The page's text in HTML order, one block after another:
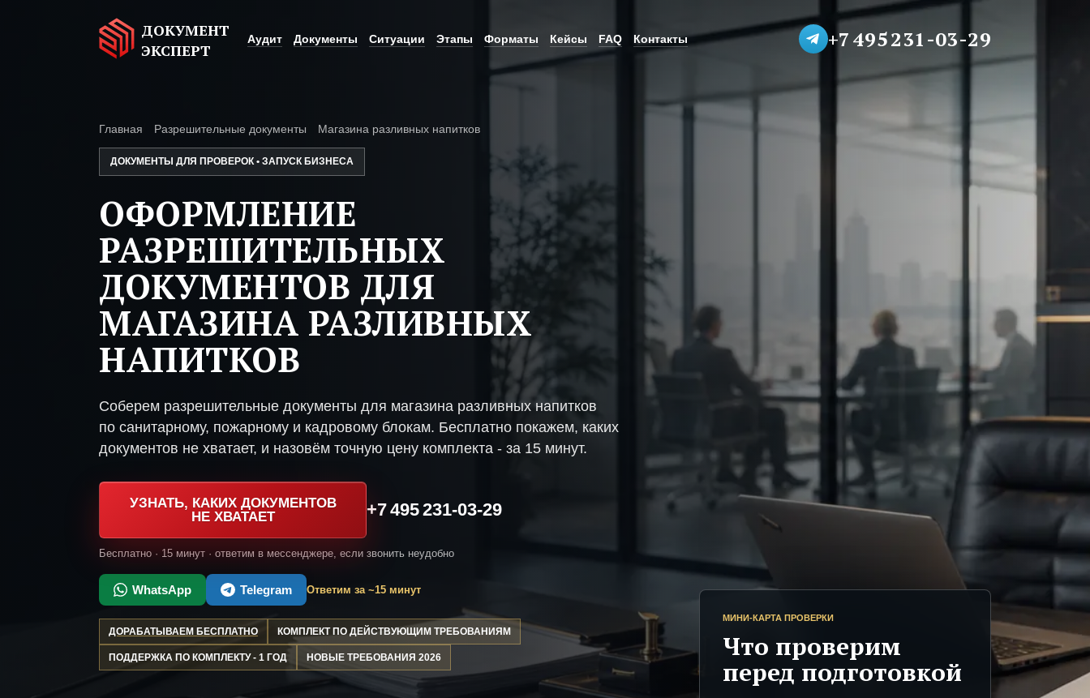
ДОКУМЕНТ
ЭКСПЕРТ
Аудит Документы Ситуации Этапы Форматы Кейсы FAQ Контакты +7 495 231-03-29
Главная Разрешительные документы Магазина разливных напитков
ДОКУМЕНТЫ ДЛЯ ПРОВЕРОК • ЗАПУСК БИЗНЕСА
ОФОРМЛЕНИЕ
РАЗРЕШИТЕЛЬНЫХ
ДОКУМЕНТОВ ДЛЯ
МАГАЗИНА РАЗЛИВНЫХ
НАПИТКОВ
Соберем разрешительные документы для магазина разливных напитков
по санитарному, пожарному и кадровому блокам. Бесплатно покажем, каких
документов не хватает, и назовём точную цену комплекта - за 15 минут.
УЗНАТЬ, КАКИХ ДОКУМЕНТОВ
НЕ ХВАТАЕТ
+7 495 231-03-29
Бесплатно · 15 минут · ответим в мессенджере, если звонить неудобно
WhatsApp Telegram Ответим за ~15 минут
ДОРАБАТЫВАЕМ БЕСПЛАТНО КОМПЛЕКТ ПО ДЕЙСТВУЮЩИМ ТРЕБОВАНИЯМ
ПОДДЕРЖКА ПО КОМПЛЕКТУ - 1 ГОД НОВЫЕ ТРЕБОВАНИЯ 2026
МИНИ-КАРТА ПРОВЕРКИ
Что проверим
перед подготовкой